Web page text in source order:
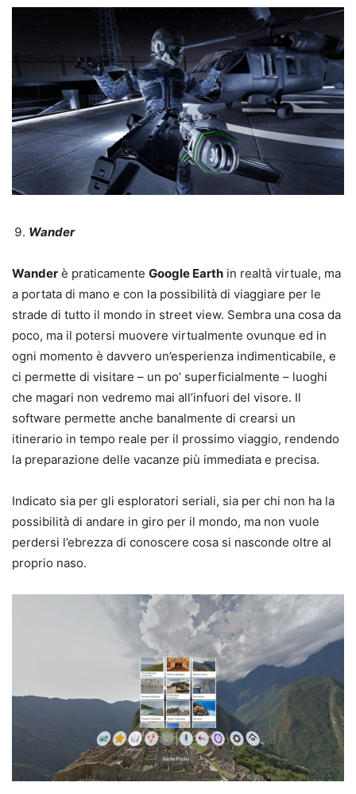
Wander
Wander è praticamente Google Earth in realtà virtuale, ma
a portata di mano e con la possibilità di viaggiare per le
strade di tutto il mondo in street view. Sembra una cosa da
poco, ma il potersi muovere virtualmente ovunque ed in
ogni momento è davvero un’esperienza indimenticabile, e
ci permette di visitare – un po’ superficialmente – luoghi
che magari non vedremo mai all’infuori del visore. Il
software permette anche banalmente di crearsi un
itinerario in tempo reale per il prossimo viaggio, rendendo
la preparazione delle vacanze più immediata e precisa.
Indicato sia per gli esploratori seriali, sia per chi non ha la
possibilità di andare in giro per il mondo, ma non vuole
perdersi l’ebrezza di conoscere cosa si nasconde oltre al
proprio naso.